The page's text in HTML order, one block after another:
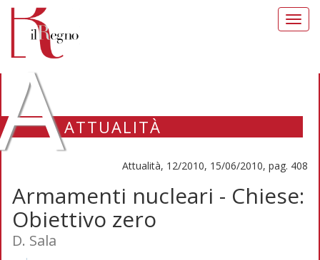
ATTUALITÀ
Attualità, 12/2010, 15/06/2010, pag. 408
Armamenti nucleari - Chiese:
Obiettivo zero
D. Sala